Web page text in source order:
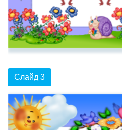
Слайд 3